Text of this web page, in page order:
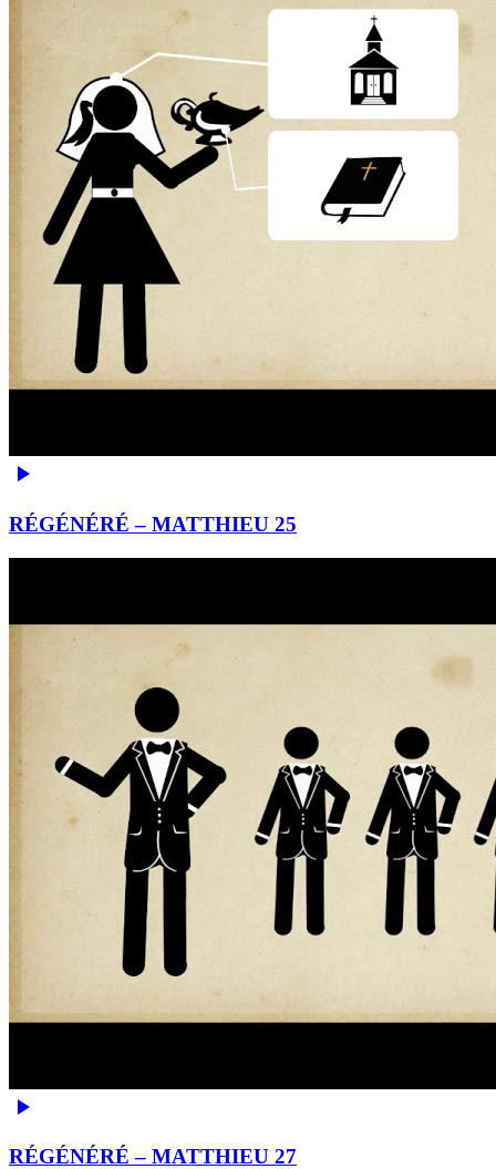
RÉGÉNÉRÉ – MATTHIEU 25
RÉGÉNÉRÉ – MATTHIEU 27